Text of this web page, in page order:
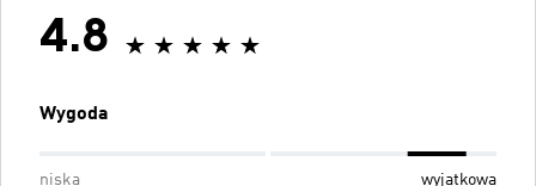
4.8
Wygoda
niska wyjątkowa